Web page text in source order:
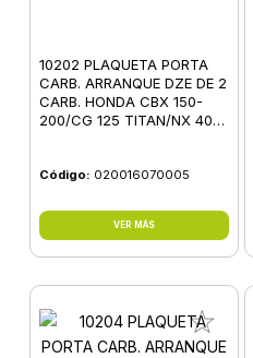
10202 PLAQUETA PORTA
CARB. ARRANQUE DZE DE 2
CARB. HONDA CBX 150-
200/CG 125 TITAN/NX 400
Código: 020016070005
VER MÁS